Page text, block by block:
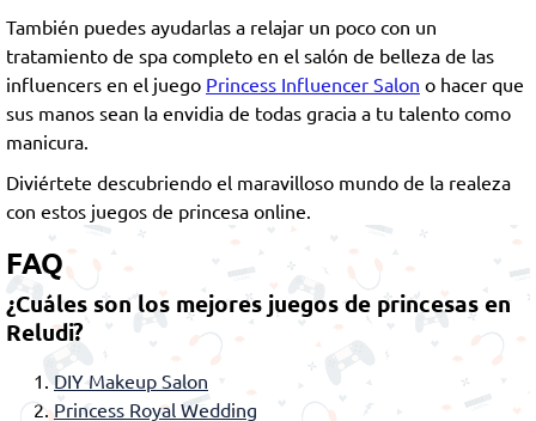
También puedes ayudarlas a relajar un poco con un
tratamiento de spa completo en el salón de belleza de las
influencers en el juego Princess Influencer Salon o hacer que
sus manos sean la envidia de todas gracia a tu talento como
manicura.
Diviértete descubriendo el maravilloso mundo de la realeza
con estos juegos de princesa online.
FAQ
¿Cuáles son los mejores juegos de princesas en
Reludi?
DIY Makeup Salon
Princess Royal Wedding